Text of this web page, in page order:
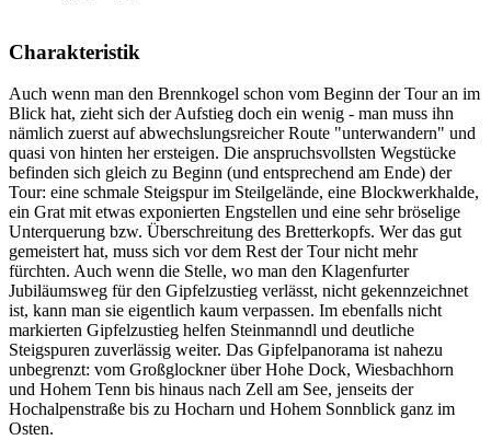
Charakteristik
Auch wenn man den Brennkogel schon vom Beginn der Tour an im
Blick hat, zieht sich der Aufstieg doch ein wenig - man muss ihn
nämlich zuerst auf abwechslungsreicher Route "unterwandern" und
quasi von hinten her ersteigen. Die anspruchsvollsten Wegstücke
befinden sich gleich zu Beginn (und entsprechend am Ende) der
Tour: eine schmale Steigspur im Steilgelände, eine Blockwerkhalde,
ein Grat mit etwas exponierten Engstellen und eine sehr bröselige
Unterquerung bzw. Überschreitung des Bretterkopfs. Wer das gut
gemeistert hat, muss sich vor dem Rest der Tour nicht mehr
fürchten. Auch wenn die Stelle, wo man den Klagenfurter
Jubiläumsweg für den Gipfelzustieg verlässt, nicht gekennzeichnet
ist, kann man sie eigentlich kaum verpassen. Im ebenfalls nicht
markierten Gipfelzustieg helfen Steinmanndl und deutliche
Steigspuren zuverlässig weiter. Das Gipfelpanorama ist nahezu
unbegrenzt: vom Großglockner über Hohe Dock, Wiesbachhorn
und Hohem Tenn bis hinaus nach Zell am See, jenseits der
Hochalpenstraße bis zu Hocharn und Hohem Sonnblick ganz im
Osten.